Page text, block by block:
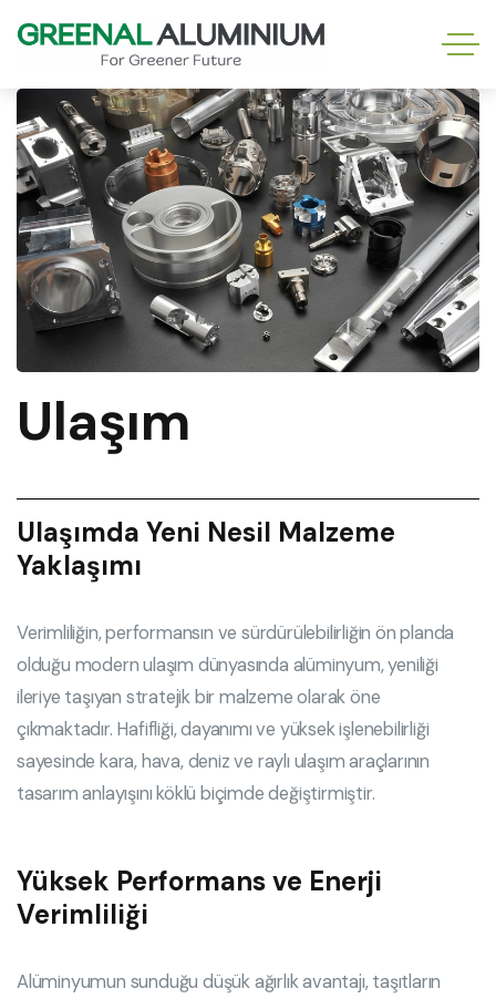
Ulaşım
Ulaşımda Yeni Nesil Malzeme
Yaklaşımı
Verimliliğin, performansın ve sürdürülebilirliğin ön planda
olduğu modern ulaşım dünyasında alüminyum, yeniliği
ileriye taşıyan stratejik bir malzeme olarak öne
çıkmaktadır. Hafifliği, dayanımı ve yüksek işlenebilirliği
sayesinde kara, hava, deniz ve raylı ulaşım araçlarının
tasarım anlayışını köklü biçimde değiştirmiştir.
Yüksek Performans ve Enerji
Verimliliği
Alüminyumun sunduğu düşük ağırlık avantajı, taşıtların